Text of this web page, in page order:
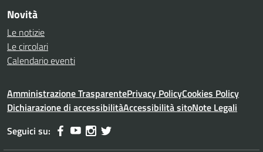
Novità
Le notizie
Le circolari
Calendario eventi
Amministrazione TrasparentePrivacy PolicyCookies Policy
Dichiarazione di accessibilitàAccessibilità sitoNote Legali
Seguici su: